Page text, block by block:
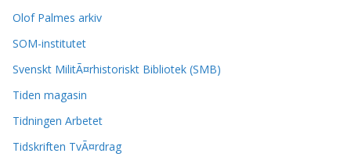
Olof Palmes arkiv
SOM-institutet
Svenskt MilitÃ¤rhistoriskt Bibliotek (SMB)
Tiden magasin
Tidningen Arbetet
Tidskriften TvÃ¤rdrag